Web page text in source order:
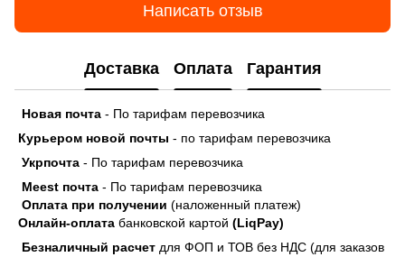
Написать отзыв
Доставка Оплата Гарантия
Новая почта - По тарифам перевозчика
Курьером новой почты - по тарифам перевозчика
Укрпочта - По тарифам перевозчика
Meest почта - По тарифам перевозчика
Оплата при получении (наложенный платеж)
Онлайн-оплата банковской картой (LiqPay)
Безналичный расчет для ФОП и ТОВ без НДС (для заказов